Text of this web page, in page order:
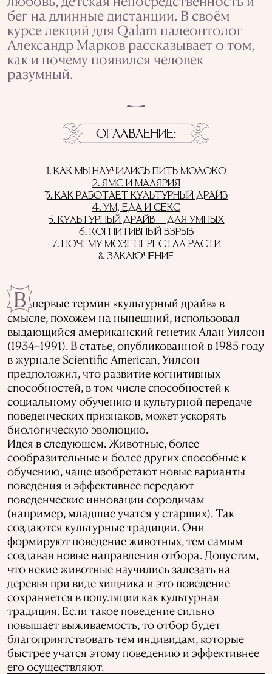
бег на длинные дистанции. В своём
курсе лекций для Qalam палеонтолог
Александр Марков рассказывает о том,
как и почему появился человек
разумный.
ОГЛАВЛЕНИЕ
1. КАК МЫ НАУЧИЛИСЬ ПИТЬ МОЛОКО
2. ЯМС И МАЛЯРИЯ
3. КАК РАБОТАЕТ КУЛЬТУРНЫЙ ДРАЙВ
4. УМ, ЕДА И СЕКС
5. КУЛЬТУРНЫЙ ДРАЙВ — ДЛЯ УМНЫХ
6. КОГНИТИВНЫЙ ВЗРЫВ
7. ПОЧЕМУ МОЗГ ПЕРЕСТАЛ РАСТИ
8. ЗАКЛЮЧЕНИЕ
В первые термин «культурный драйв» в
смысле, похожем на нынешний, использовал
выдающийся американский генетик Алан Уилсон
(1934–1991). В статье, опубликованной в 1985 году
в журнале Scientific American, Уилсон
предположил, что развитие когнитивных
способностей, в том числе способностей к
социальному обучению и культурной передаче
поведенческих признаков, может ускорять
биологическую эволюцию.
Идея в следующем. Животные, более
сообразительные и более других способные к
обучению, чаще изобретают новые варианты
поведения и эффективнее передают
поведенческие инновации сородичам
(например, младшие учатся у старших). Так
создаются культурные традиции. Они
формируют поведение животных, тем самым
создавая новые направления отбора. Допустим,
что некие животные научились залезать на
деревья при виде хищника и это поведение
сохраняется в популяции как культурная
традиция. Если такое поведение сильно
повышает выживаемость, то отбор будет
благоприятствовать тем индивидам, которые
быстрее учатся этому поведению и эффективнее
его осуществляют.